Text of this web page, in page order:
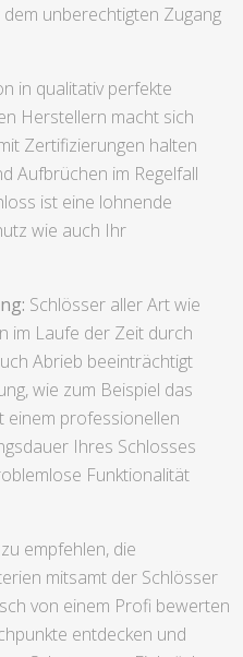
unberechtigten Zugang
in qualitativ perfekte
Herstellern macht sich
Zertifizierungen halten
Aufbrüchen im Regelfall
ist eine lohnende
wie auch Ihr
Schlösser aller Art wie
im Laufe der Zeit durch
Abrieb beeinträchtigt
wie zum Beispiel das
einem professionellen
Ihres Schlosses
Funktionalität
empfehlen, die
mitsamt der Schlösser
von einem Profi bewerten
entdecken und